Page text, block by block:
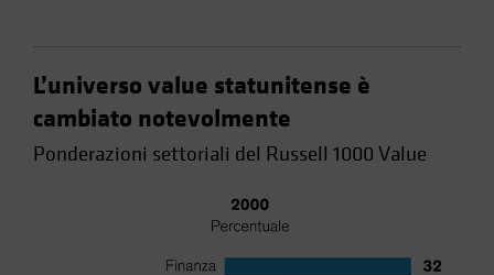
L’universo value statunitense è
cambiato notevolmente
Ponderazioni settoriali del Russell 1000 Value